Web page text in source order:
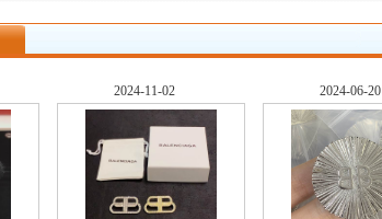
2024-11-02 2024-06-20